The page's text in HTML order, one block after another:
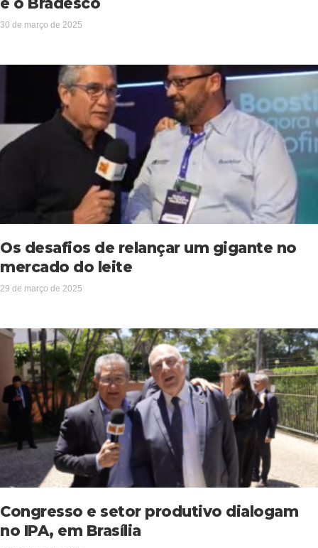
30 de março de 2025
Os desafios de relançar um gigante no
mercado do leite
29 de março de 2025
Congresso e setor produtivo dialogam
no IPA, em Brasília